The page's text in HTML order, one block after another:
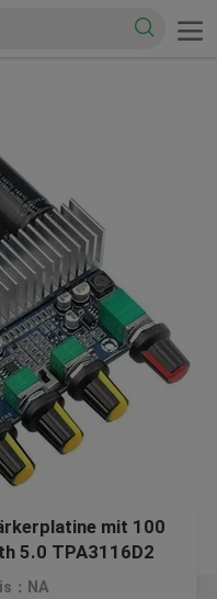
mit 100
5.0 TPA3116D2
：NA